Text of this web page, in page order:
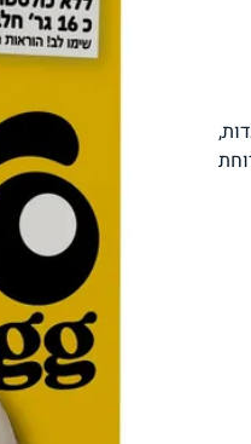
תבשילים ומרקים